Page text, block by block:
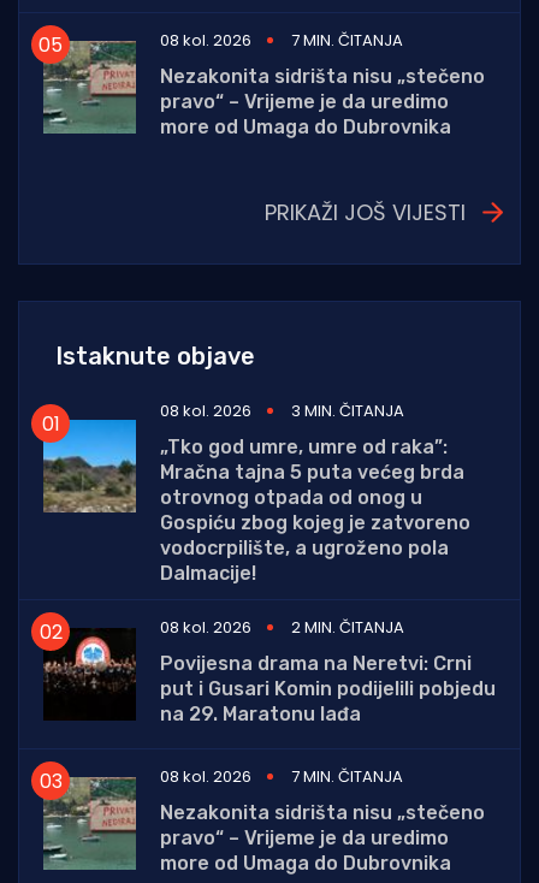
08 kol. 2026
7 MIN. ČITANJA
Nezakonita sidrišta nisu „stečeno
pravo“ – Vrijeme je da uredimo
more od Umaga do Dubrovnika
PRIKAŽI JOŠ VIJESTI
Istaknute objave
08 kol. 2026
3 MIN. ČITANJA
„Tko god umre, umre od raka”:
Mračna tajna 5 puta većeg brda
otrovnog otpada od onog u
Gospiću zbog kojeg je zatvoreno
vodocrpilište, a ugroženo pola
Dalmacije!
08 kol. 2026
2 MIN. ČITANJA
Povijesna drama na Neretvi: Crni
put i Gusari Komin podijelili pobjedu
na 29. Maratonu lađa
08 kol. 2026
7 MIN. ČITANJA
Nezakonita sidrišta nisu „stečeno
pravo“ – Vrijeme je da uredimo
more od Umaga do Dubrovnika